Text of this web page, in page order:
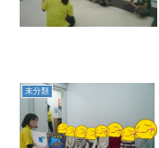
未分類